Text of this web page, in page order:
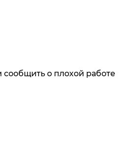
о плохой работе